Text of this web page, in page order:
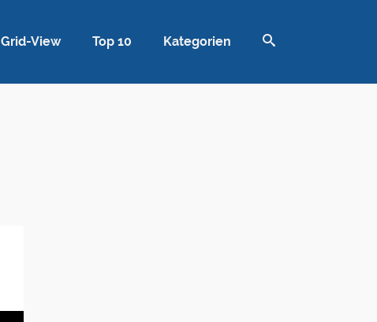
Grid-View Top 10 Kategorien